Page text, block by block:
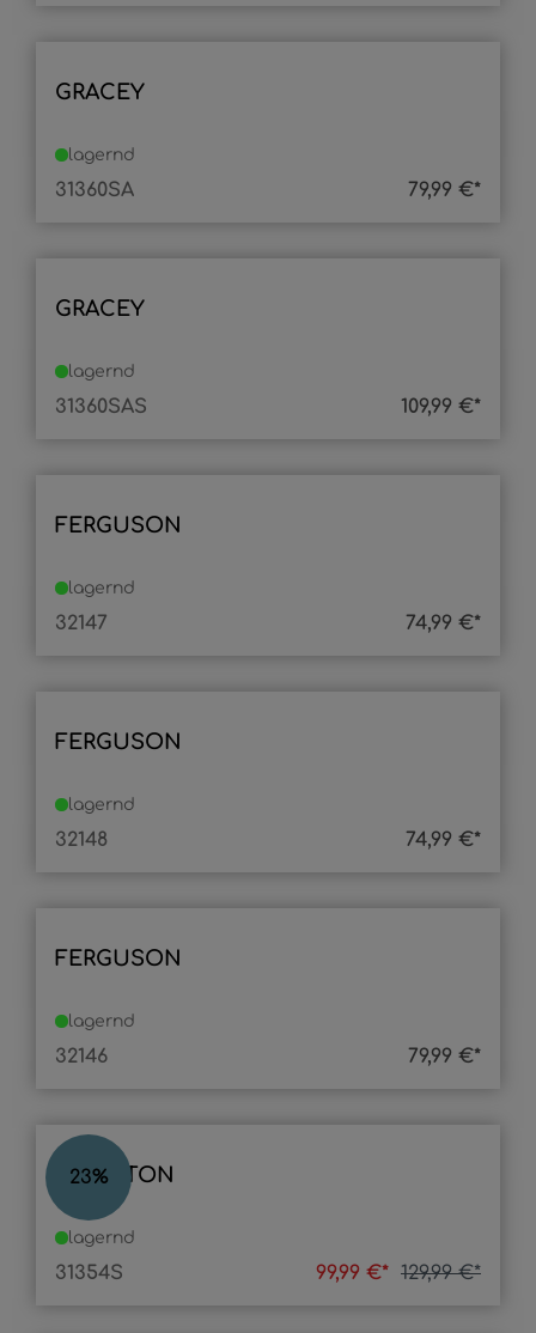
GRACEY
31360SA
lagernd
79,99 €*
GRACEY
31360SAS
lagernd
109,99 €*
FERGUSON
32147
lagernd
74,99 €*
FERGUSON
32148
lagernd
74,99 €*
FERGUSON
32146
lagernd
79,99 €*
23%
COMPTON
31354S
lagernd
99,99 €* 129,99 €*